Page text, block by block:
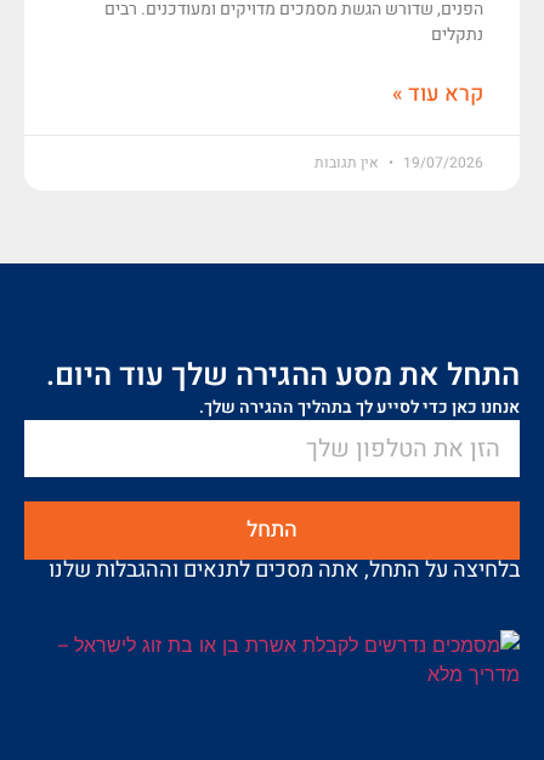
הפנים, שדורש הגשת מסמכים מדויקים ומעודכנים. רבים
נתקלים
קרא עוד »
19/07/2026 אין תגובות
התחל את מסע ההגירה שלך עוד היום.
אנחנו כאן כדי לסייע לך בתהליך ההגירה שלך.
התחל
בלחיצה על התחל, אתה מסכים לתנאים וההגבלות שלנו